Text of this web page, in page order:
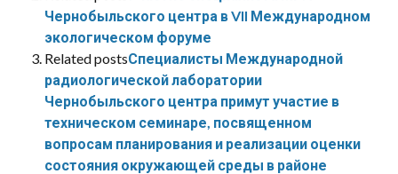
Чернобыльского центра в VII Международном
экологическом форуме
Related postsСпециалисты Международной
радиологической лаборатории
Чернобыльского центра примут участие в
техническом семинаре, посвященном
вопросам планирования и реализации оценки
состояния окружающей среды в районе